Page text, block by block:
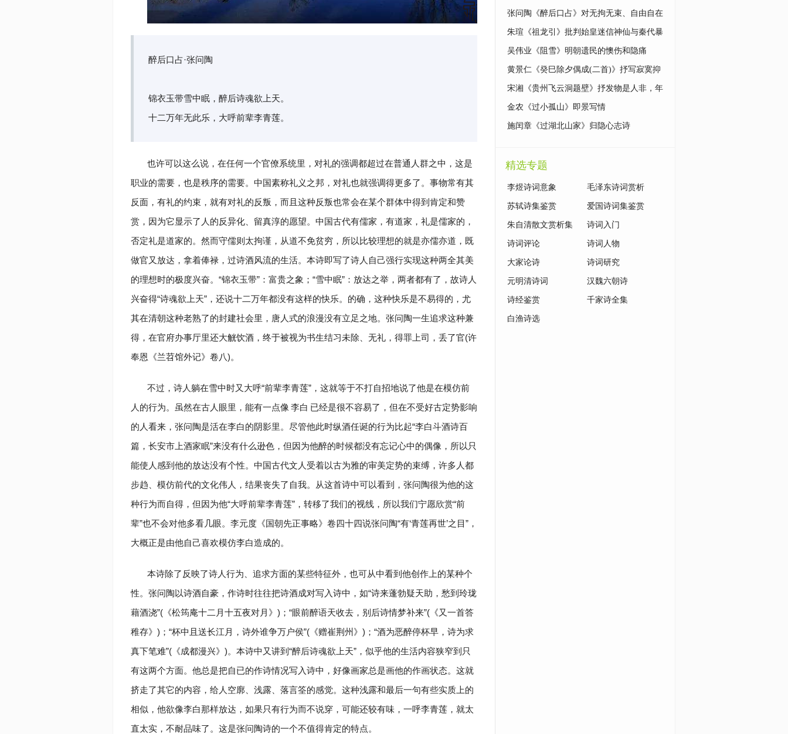
醉后口占·张问陶
锦衣玉带雪中眠，醉后诗魂欲上天。
十二万年无此乐，大呼前辈李青莲。
也许可以这么说，在任何一个官僚系统里，对礼的强调都超过在普通人群之中，这是
职业的需要，也是秩序的需要。中国素称礼义之邦，对礼也就强调得更多了。事物常有其
反面，有礼的约束，就有对礼的反叛，而且这种反叛也常会在某个群体中得到肯定和赞
赏，因为它显示了人的反异化、留真淳的愿望。中国古代有儒家，有道家，礼是儒家的，
否定礼是道家的。然而守儒则太拘谨，从道不免贫穷，所以比较理想的就是亦儒亦道，既
做官又放达，拿着俸禄，过诗酒风流的生活。本诗即写了诗人自己强行实现这种两全其美
的理想时的极度兴奋。“锦衣玉带”：富贵之象；“雪中眠”：放达之举，两者都有了，故诗人
兴奋得“诗魂欲上天”，还说十二万年都没有这样的快乐。的确，这种快乐是不易得的，尤
其在清朝这种老熟了的封建社会里，唐人式的浪漫没有立足之地。张问陶一生追求这种兼
得，在官府办事厅里还大觥饮酒，终于被视为书生结习未除、无礼，得罪上司，丢了官(许
奉恩《兰苕馆外记》卷八)。
不过，诗人躺在雪中时又大呼“前辈李青莲”，这就等于不打自招地说了他是在模仿前
人的行为。虽然在古人眼里，能有一点像 李白 已经是很不容易了，但在不受好古定势影响
的人看来，张问陶是活在李白的阴影里。尽管他此时纵酒任诞的行为比起“李白斗酒诗百
篇，长安市上酒家眠”来没有什么逊色，但因为他醉的时候都没有忘记心中的偶像，所以只
能使人感到他的放达没有个性。中国古代文人受着以古为雅的审美定势的束缚，许多人都
步趋、模仿前代的文化伟人，结果丧失了自我。从这首诗中可以看到，张问陶很为他的这
种行为而自得，但因为他“大呼前辈李青莲”，转移了我们的视线，所以我们宁愿欣赏“前
辈”也不会对他多看几眼。李元度《国朝先正事略》卷四十四说张问陶“有‘青莲再世’之目”，
大概正是由他自己喜欢模仿李白造成的。
本诗除了反映了诗人行为、追求方面的某些特征外，也可从中看到他创作上的某种个
性。张问陶以诗酒自豪，作诗时往往把诗酒成对写入诗中，如“诗来蓬勃疑天助，愁到玲珑
藉酒浇”(《松筠庵十二月十五夜对月》)；“眼前醉语天收去，别后诗情梦补来”(《又一首答
稚存》)；“杯中且送长江月，诗外谁争万户侯”(《赠崔荆州》)；“酒为恶醉停杯早，诗为求
真下笔难”(《成都漫兴》)。本诗中又讲到“醉后诗魂欲上天”，似乎他的生活内容狭窄到只
有这两个方面。他总是把自已的作诗情况写入诗中，好像画家总是画他的作画状态。这就
挤走了其它的内容，给人空廓、浅露、落言筌的感觉。这种浅露和最后一句有些实质上的
相似，他欲像李白那样放达，如果只有行为而不说穿，可能还较有味，一呼李青莲，就太
直太实，不耐品味了。这是张问陶诗的一个不值得肯定的特点。
西农村景象
张问陶《醉后口占》对无拘无束、自由自在
生活的追求
朱瑄《祖龙引》批判始皇迷信神仙与秦代暴
虐的政治
吴伟业《阻雪》明朝遗民的懊伤和隐痛
黄景仁《癸巳除夕偶成(二首)》抒写寂寞抑
郁心情的小诗
宋湘《贵州飞云洞题壁》抒发物是人非，年
岁不与的感慨
金农《过小孤山》即景写情
施闰章《过湖北山家》归隐心志诗
精选专题
李煜诗词意象 毛泽东诗词赏析
苏轼诗集鉴赏 爱国诗词集鉴赏
朱自清散文赏析集 诗词入门
诗词评论 诗词人物
大家论诗 诗词研究
元明清诗词 汉魏六朝诗
诗经鉴赏 千家诗全集
白渔诗选